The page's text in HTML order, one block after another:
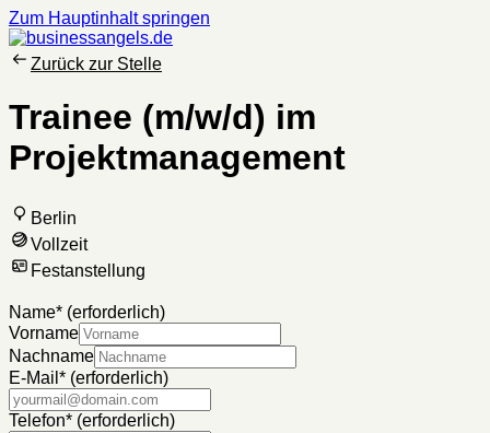
Zum Hauptinhalt springen
Zurück zur Stelle
Trainee (m/w/d) im
Projektmanagement
Berlin
Vollzeit
Festanstellung
Name* (erforderlich)
Vorname
Nachname
E-Mail * (erforderlich)
Telefon* (erforderlich)